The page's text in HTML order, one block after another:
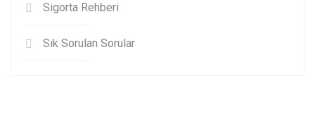
Sigorta Rehberi
Sık Sorulan Sorular